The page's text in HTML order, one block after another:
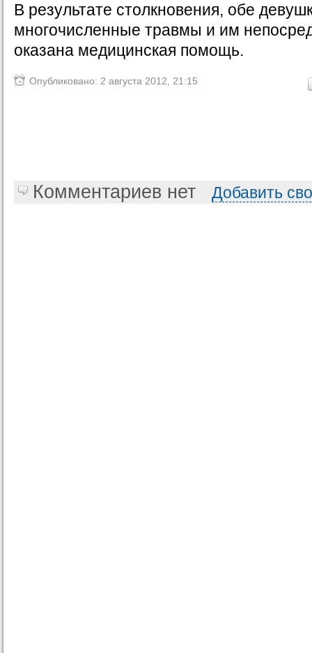
В результате столкновения, обе
многочисленные травмы и им
оказана медицинская помощь.
Опубликовано: 2 августа 2012, 21:15
Комментариев нет Добавить